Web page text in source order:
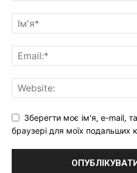
Зберегти моє ім'я, e-mail,
браузері для моїх подальших